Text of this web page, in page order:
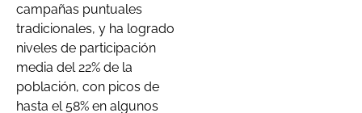
campañas puntuales
tradicionales, y ha logrado
niveles de participación
media del 22% de la
población, con picos de
hasta el 58% en algunos